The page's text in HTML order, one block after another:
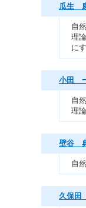
瓜生
自
理
に
小田
自
理論
壁谷
自
久保田